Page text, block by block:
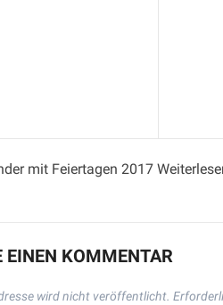
mit Feiertagen 2017
EINEN KOMMENTAR
wird nicht veröffentlicht.